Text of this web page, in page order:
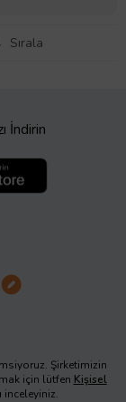
Sırala
İndirin
Şirketimizin
için lütfen Kişisel
inceleyiniz.